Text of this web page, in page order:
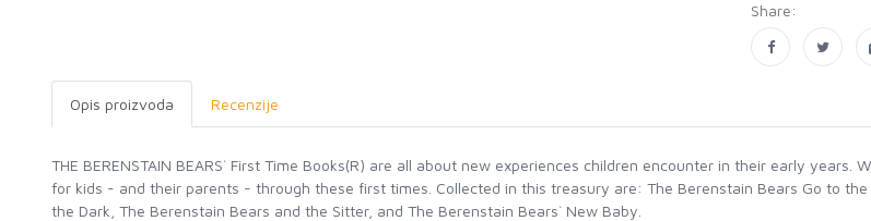
Share:
Opis proizvoda Recenzije
THE BERENSTAIN BEARS` First Time Books(R) are all about new experiences children encounter in their early
for kids - and their parents - through these first times. Collected in this treasury are: The Berenstain Bears Go to
the Dark, The Berenstain Bears and the Sitter, and The Berenstain Bears` New Baby.